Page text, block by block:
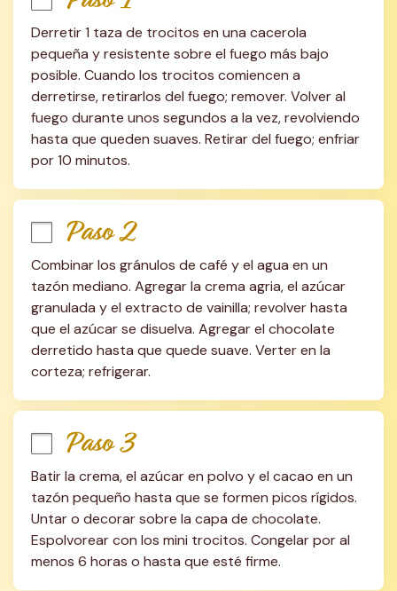
Derretir 1 taza de trocitos en una cacerola
pequeña y resistente sobre el fuego más bajo
posible. Cuando los trocitos comiencen a
derretirse, retirarlos del fuego; remover. Volver al
fuego durante unos segundos a la vez, revolviendo
hasta que queden suaves. Retirar del fuego; enfriar
por 10 minutos.
Paso 2
Combinar los gránulos de café y el agua en un
tazón mediano. Agregar la crema agria, el azúcar
granulada y el extracto de vainilla; revolver hasta
que el azúcar se disuelva. Agregar el chocolate
derretido hasta que quede suave. Verter en la
corteza; refrigerar.
Paso 3
Batir la crema, el azúcar en polvo y el cacao en un
tazón pequeño hasta que se formen picos rígidos.
Untar o decorar sobre la capa de chocolate.
Espolvorear con los mini trocitos. Congelar por al
menos 6 horas o hasta que esté firme.